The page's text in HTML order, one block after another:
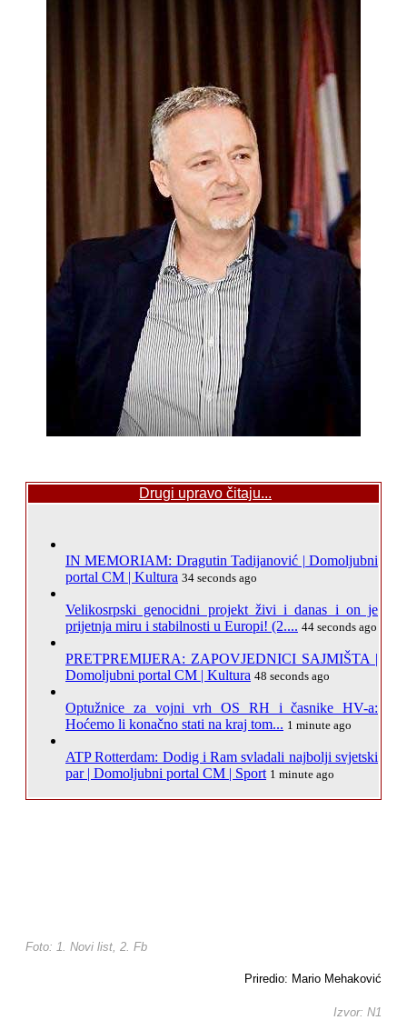
Drugi upravo čitaju...
IN MEMORIAM: Dragutin Tadijanović | Domoljubni
portal CM | Kultura 34 seconds ago
Velikosrpski genocidni projekt živi i danas i on je
prijetnja miru i stabilnosti u Europi! (2.... 44 seconds ago
PRETPREMIJERA: ZAPOVJEDNICI SAJMIŠTA |
Domoljubni portal CM | Kultura 48 seconds ago
Optužnice za vojni vrh OS RH i časnike HV-a:
Hoćemo li konačno stati na kraj tom... 1 minute ago
ATP Rotterdam: Dodig i Ram svladali najbolji svjetski
par | Domoljubni portal CM | Sport 1 minute ago
Foto: 1. Novi list, 2. Fb
Priredio: Mario Mehaković
Izvor: N1